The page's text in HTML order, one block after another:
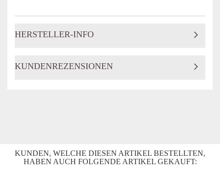
HERSTELLER-INFO
KUNDENREZENSIONEN
KUNDEN, WELCHE DIESEN ARTIKEL BESTELLTEN,
HABEN AUCH FOLGENDE ARTIKEL GEKAUFT: